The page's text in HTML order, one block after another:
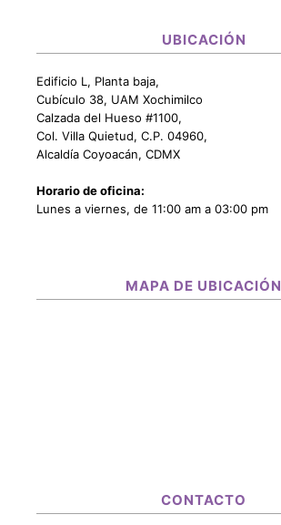
UBICACIÓN
Edificio L, Planta baja,
Cubículo 38, UAM Xochimilco
Calzada del Hueso #1100,
Col. Villa Quietud, C.P. 04960,
Alcaldía Coyoacán, CDMX
Horario de oficina:
Lunes a viernes, de 11:00 am a 03:00 pm
MAPA DE UBICACIÓN
CONTACTO